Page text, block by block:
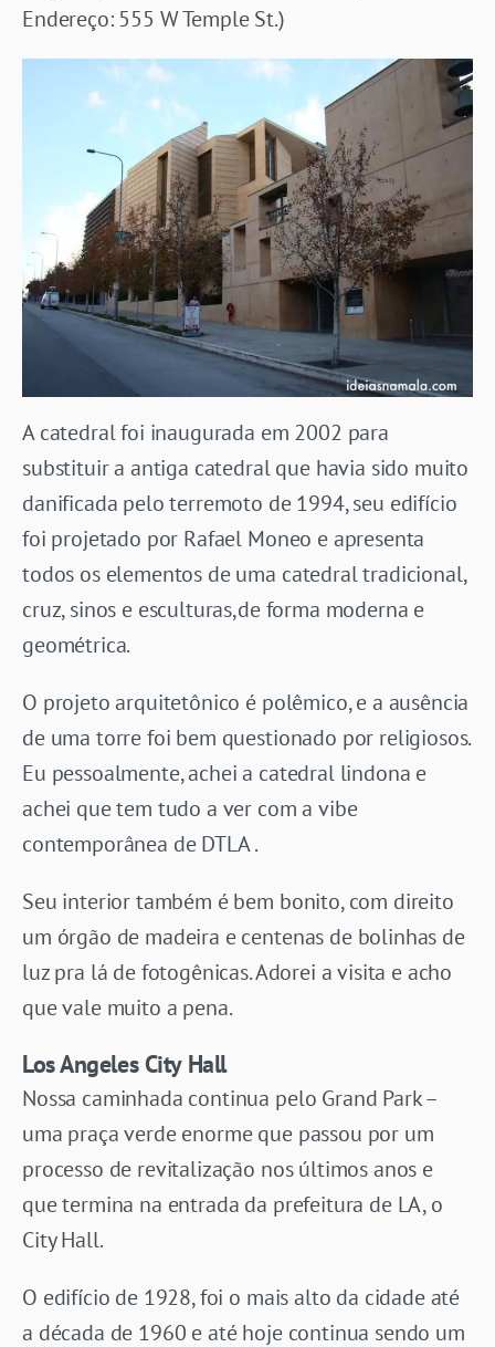
Endereço: 555 W Temple St.)
A catedral foi inaugurada em 2002 para
substituir a antiga catedral que havia sido muito
danificada pelo terremoto de 1994, seu edifício
foi projetado por Rafael Moneo e apresenta
todos os elementos de uma catedral tradicional,
cruz, sinos e esculturas,de forma moderna e
geométrica.
O projeto arquitetônico é polêmico, e a ausência
de uma torre foi bem questionado por religiosos.
Eu pessoalmente, achei a catedral lindona e
achei que tem tudo a ver com a vibe
contemporânea de DTLA .
Seu interior também é bem bonito, com direito
um órgão de madeira e centenas de bolinhas de
luz pra lá de fotogênicas. Adorei a visita e acho
que vale muito a pena.
Los Angeles City Hall
Nossa caminhada continua pelo Grand Park –
uma praça verde enorme que passou por um
processo de revitalização nos últimos anos e
que termina na entrada da prefeitura de LA, o
City Hall.
O edifício de 1928, foi o mais alto da cidade até
a década de 1960 e até hoje continua sendo um